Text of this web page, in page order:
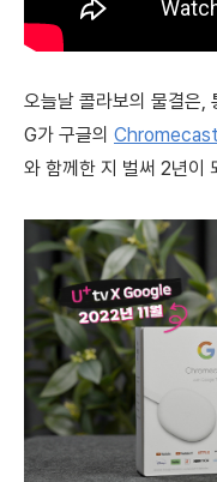
오늘날 콜라보의 물결은,
G가 구글의 Chromecast
와 함께한 지 벌써 2년이